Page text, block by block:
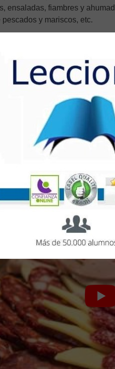
ensaladas, fiambres y
y mariscos, etc.
masas escaldadas
de cocina fácil
que no te
cocineroo ayudante de cocina
del curso: